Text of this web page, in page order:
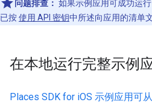
问题排查： 如果示例应用可成功运
已按使用 API 密钥中所述向应用的清单
在本地运行完整示例
Places SDK for iOS 示例应用可从